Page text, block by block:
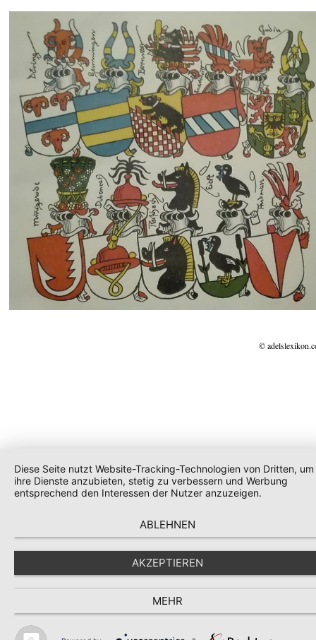
©
Diese Seite nutzt Website-Tracking-Technologien von Dritten, um
ihre Dienste anzubieten, stetig zu verbessern und Werbung
entsprechend den Interessen der Nutzer anzuzeigen.
ABLEHNEN
AKZEPTIEREN
MEHR